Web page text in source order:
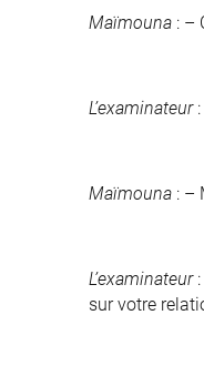
Maïmouna : –
L’examinateur:
Maïmouna : –
L’examinateur:
sur votre